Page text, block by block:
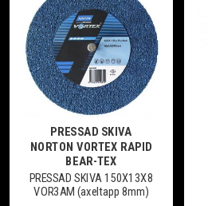
PRESSAD SKIVA
NORTON VORTEX RAPID
BEAR-TEX
PRESSAD SKIVA 150X13X8
VOR3AM (axeltapp 8mm)